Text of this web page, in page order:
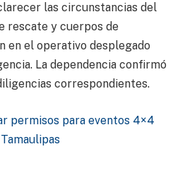
las circunstancias del
rescate y cuerpos de
en el operativo desplegado
La dependencia confirmó
correspondientes.
permisos para eventos 4×4